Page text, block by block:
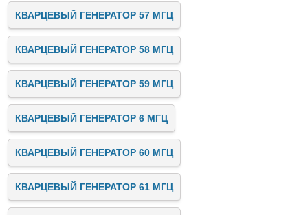
КВАРЦЕВЫЙ ГЕНЕРАТОР 57 МГЦ
КВАРЦЕВЫЙ ГЕНЕРАТОР 58 МГЦ
КВАРЦЕВЫЙ ГЕНЕРАТОР 59 МГЦ
КВАРЦЕВЫЙ ГЕНЕРАТОР 6 МГЦ
КВАРЦЕВЫЙ ГЕНЕРАТОР 60 МГЦ
КВАРЦЕВЫЙ ГЕНЕРАТОР 61 МГЦ